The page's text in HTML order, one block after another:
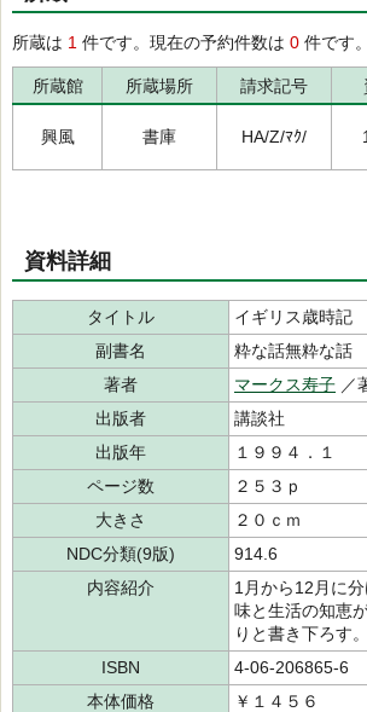
所蔵は 1 件です。現在の予約件数は 0 件です。
所蔵館 所蔵場所 請求記号
興風 書庫 HA/Z/ﾏｸ/
資料詳細
タイトル
イギリス歳時記
副書名
粋な話無粋な話
著者
マークス寿子 ／
出版者
講談社
出版年
１９９４．１
ページ数
２５３ｐ
大きさ
２０ｃｍ
NDC分類(9版)
914.6
内容紹介
1月から12月に
味と生活の知恵
りと書き下ろす
ISBN
4-06-206865-6
本体価格
￥１４５６